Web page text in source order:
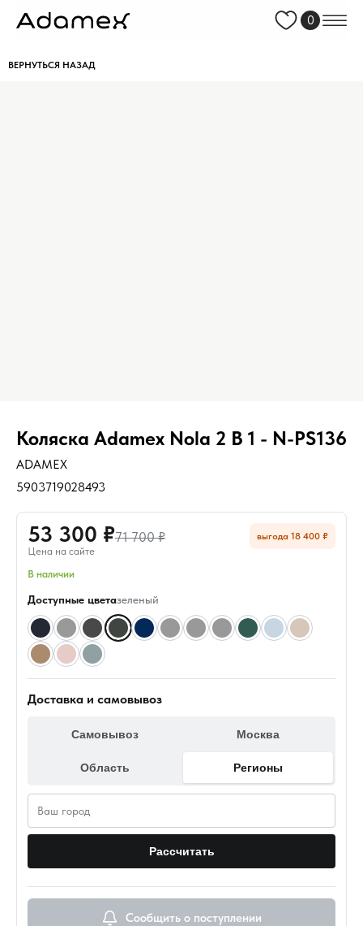
0
ВЕРНУТЬСЯ НАЗАД
Коляска Adamex Nola 2 В 1 - N-PS136
ADAMEX
5903719028493
53 300 ₽71 700 ₽
Цена на сайте
выгода 18 400 ₽
В наличии
Доступные цветазеленый
Доставка и самовывоз
Самовывоз Москва
Область Регионы
Рассчитать
Сообщить о поступлении